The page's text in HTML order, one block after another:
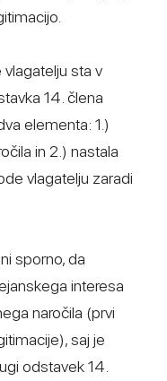
sta v
14. člena
elementa: 1.)
in 2.) nastala
vlagatelju zaradi
sporno, da
interesa
naročila (prvi
saj je
odstavek 14.